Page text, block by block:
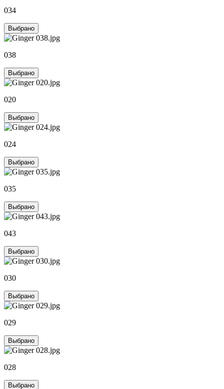
034
Выбрано
038
Выбрано
020
Выбрано
024
Выбрано
035
Выбрано
043
Выбрано
030
Выбрано
029
Выбрано
028
Выбрано